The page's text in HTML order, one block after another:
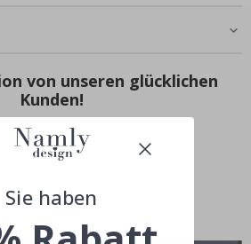
von unseren glücklichen
Kunden!
mit #namly_design
Sie haben